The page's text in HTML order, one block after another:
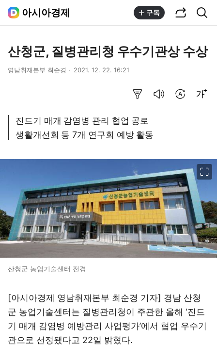
아시아경제 구독
산청군, 질병관리청 우수기관상 수상
영남취재본부 최순경 2021. 12. 22. 16:21
진드기 매개 감염병 관리 협업 공로
생활개선회 등 7개 연구회 예방 활동
산청군 농업기술센터 전경
[아시아경제 영남취재본부 최순경 기자] 경남 산청
군 농업기술센터는 질병관리청이 주관한 올해 ‘진드
기 매개 감염병 예방관리 사업평가’에서 협업 우수기
관으로 선정됐다고 22일 밝혔다.